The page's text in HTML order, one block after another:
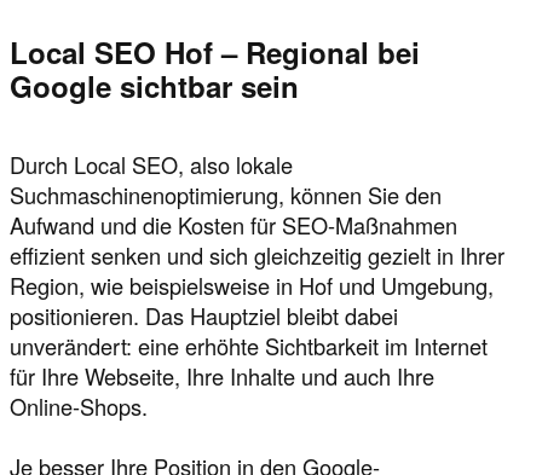
Local SEO Hof – Regional bei
Google sichtbar sein
Durch Local SEO, also lokale
Suchmaschinenoptimierung, können Sie den
Aufwand und die Kosten für SEO-Maßnahmen
effizient senken und sich gleichzeitig gezielt in Ihrer
Region, wie beispielsweise in Hof und Umgebung,
positionieren. Das Hauptziel bleibt dabei
unverändert: eine erhöhte Sichtbarkeit im Internet
für Ihre Webseite, Ihre Inhalte und auch Ihre
Online-Shops.
Je besser Ihre Position in den Google-